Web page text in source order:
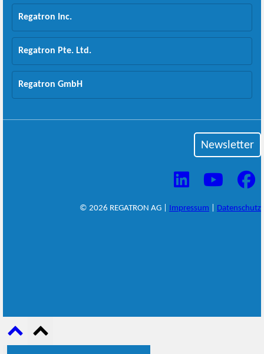
Regatron Inc.
Regatron Pte. Ltd.
Regatron GmbH
Newsletter
© 2026 REGATRON AG | Impressum Datenschutz